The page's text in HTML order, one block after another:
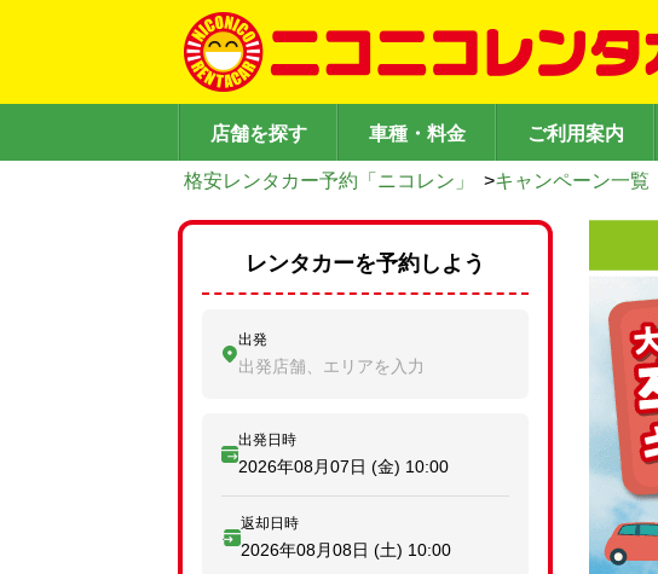
店舗を探す 車種・料金 ご利用案内
格安レンタカー予約「ニコレン」 >キャンペーン一覧
レンタカーを予約しよう
出発
出発店舗、エリアを入力
出発日時
2026年08月07日 (金) 10:00
返却日時
2026年08月08日 (土) 10:00